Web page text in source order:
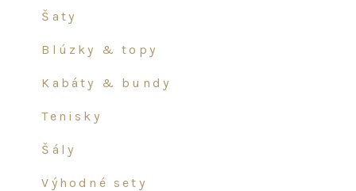
šaty
blúzky & topy
kabáty & bundy
tenisky
šály
výhodné sety